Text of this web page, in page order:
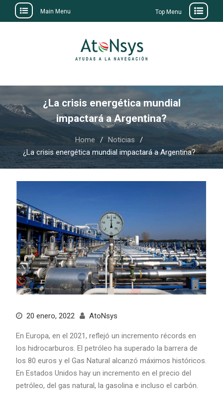
Main Menu Top Menu
¿La crisis energética mundial
impactará a Argentina?
Home
Noticias
¿La crisis energética mundial impactará a Argentina?
20 enero, 2022 AtoNsys
En Europa, en el 2021, reflejó un incremento récords en
los hidrocarburos. El petróleo ha superado la barrera de
los 80 euros y el Gas Natural alcanzó máximos históricos.
En Estados Unidos hay un incremento en el precio del
petróleo, del gas natural, la gasolina e incluso el carbón.